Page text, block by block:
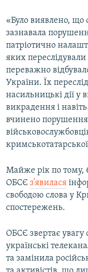
«Було виявлено, що
зазнавала
патріотично
яких
переважно
України. Їх
насильницькі дії у
викрадення і
вчинено
Майже рік по тому,
ОБСЄ з’явилася
свободою слова у
спостережень.
ОБСЄ звертає увагу
українські
та замінила